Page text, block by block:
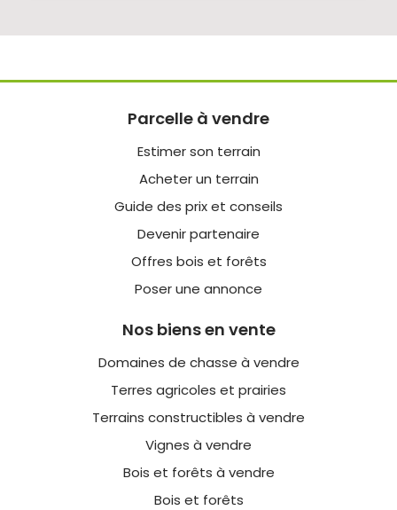
Parcelle à vendre
Estimer son terrain
Acheter un terrain
Guide des prix et conseils
Devenir partenaire
Offres bois et forêts
Poser une annonce
Nos biens en vente
Domaines de chasse à vendre
Terres agricoles et prairies
Terrains constructibles à vendre
Vignes à vendre
Bois et forêts à vendre
Bois et forêts